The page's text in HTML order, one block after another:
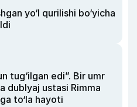
yo‘l qurilishi bo‘yicha
tug‘ilgan edi”. Bir umr
dublyaj ustasi Rimma
to‘la hayoti